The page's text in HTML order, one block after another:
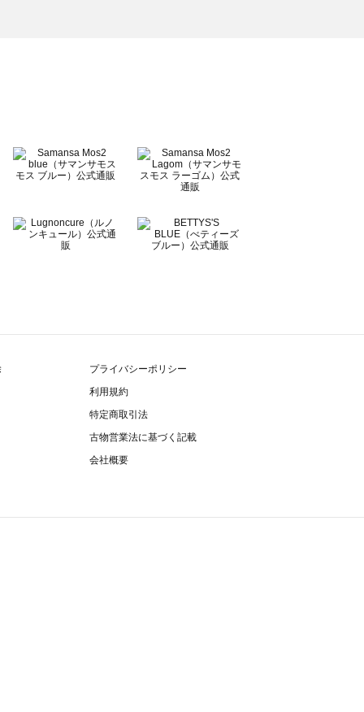
プライバシーポリシー
利用規約
特定商取引法
古物営業法に基づく記載
会社概要